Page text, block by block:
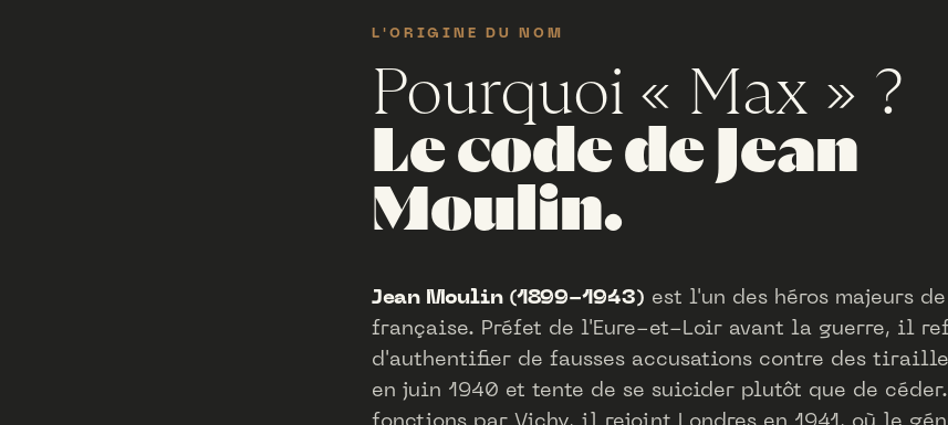
L'ORIGINE DU NOM
Pourquoi « Max » ?
Le code de Jean
Moulin.
Jean Moulin (1899-1943) est l'un des héros majeurs
française. Préfet de l'Eure-et-Loir avant la guerre, il
d'authentifier de fausses accusations contre des
en juin 1940 et tente de se suicider plutôt que de